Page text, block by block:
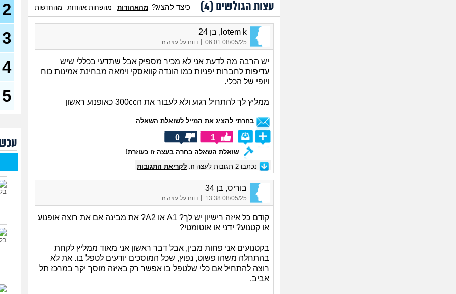
עצות הגולשים (4
) כיצד להציג? מהאהודות מהפחות אהודות מהחדשות
lotem k, בן 24
08/05/25 06:01 דווח על עצה זו
יש הרבה מה לדעת אני לא מכיר מספיק אבל שתדעי בכללי שיש
עדיפות לחברות יפניות כמו הונדה קוואסקי וימאה מבחינת אמינות כוח
ויופי של הכלי.
ממליץ לך להתחיל רגוע ולא לעבור את ה300cc כאופנוע ראשון
בחרתי להציג את המייל לשואלת השאלה
1
0
שואלת השאלה בחרה בעצה זו כעוזרת!
נכתבו 2 תגובות לעצה זו. לקריאת התגובות
בוריס, בן 34
08/05/25 13:38 דווח על עצה זו
קודם כל איזה רישיון יש לך? A1 או A2? את מבינה אם את רוצה אופנוע
או קטנוע? ידני או אוטומטי?
בקטנועים אני פחות מבין, אבל דבר ראשון אני מאוד ממליץ לקחת
בהתחלה משהו פשוט, נפוץ, שכל המוסכים יודעים לטפל בו. את לא
רוצה להתחיל אם כלי שלטפל בו אפשר רק באיזה מוסך יקר במרכז תל
אביב.
22)
בן 22)
(Alisa, בת 20)
בן 35)
(יפה,
(menahem, בן 21)
עם
2
3
4
5